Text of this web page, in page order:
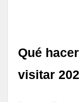
Qué
visitar